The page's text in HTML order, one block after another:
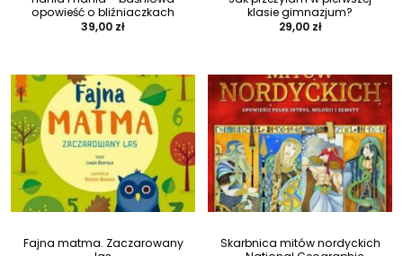
opowieść o bliźniaczkach
39,00 zł
klasie gimnazjum?
29,00 zł
Fajna matma. Zaczarowany
Skarbnica mitów nordyckich